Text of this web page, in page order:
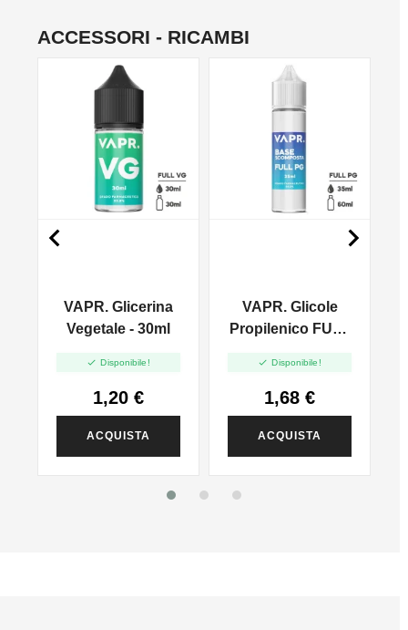
ACCESSORI - RICAMBI
VAPR. Glicerina
Vegetale - 30ml
 Disponibile!
1,20 €
ACQUISTA
VAPR. Glicole
Propilenico FULL
 Disponibile!
1,68 €
ACQUISTA
 